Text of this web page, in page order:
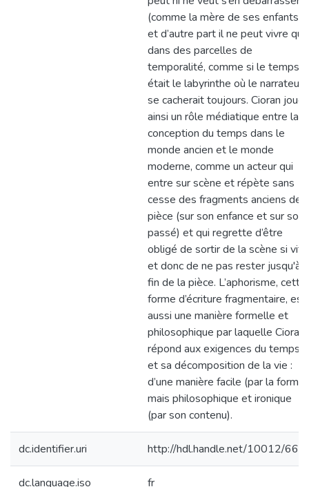
(comme la mère de ses enfants)
et d’autre part il ne peut vivre que
dans des parcelles de
temporalité, comme si le temps
était le labyrinthe où le narrateur
se cacherait toujours. Cioran joue
ainsi un rôle médiatique entre la
conception du temps dans le
monde ancien et le monde
moderne, comme un acteur qui
entre sur scène et répète sans
cesse des fragments anciens de
pièce (sur son enfance et sur son
passé) et qui regrette d’être
obligé de sortir de la scène si vite
et donc de ne pas rester jusqu'à
fin de la pièce. L’aphorisme, cette
forme d’écriture fragmentaire, est
aussi une manière formelle et
philosophique par laquelle Cioran
répond aux exigences du temps
et sa décomposition de la vie :
d’une manière facile (par la forme)
mais philosophique et ironique
(par son contenu).
dc.identifier.uri http://hdl.handle.net/10012/
dc.language.iso fr